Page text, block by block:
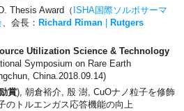
Thesis Award（ ISHA国際ソルボサーマ
、会長： Richard Riman
Rutgers
Utilization Science & Technology
Symposium on Rare Earth
China.2018.09.14)
賞), 朝倉裕介, 殷 澍, CuOナノ粒子を修飾
のトルエンガス応答機能の向上